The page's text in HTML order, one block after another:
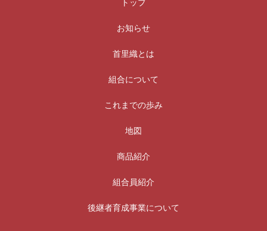
トップ
お知らせ
首里織とは
組合について
これまでの歩み
地図
商品紹介
組合員紹介
後継者育成事業について